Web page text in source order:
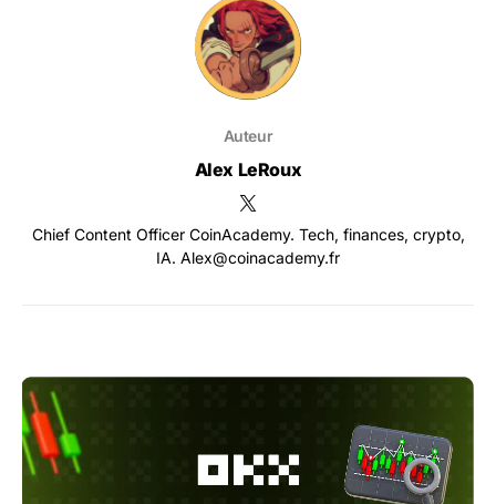
Auteur
Alex LeRoux
Chief Content Officer CoinAcademy. Tech, finances, crypto,
IA. Alex@coinacademy.fr